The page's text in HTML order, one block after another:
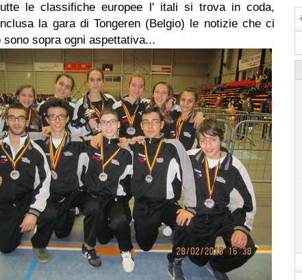
le classifiche europee l' itali si trova in coda,
la gara di Tongeren (Belgio) le notizie che ci
sono sopra ogni aspettativa...